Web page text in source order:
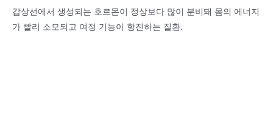
갑상선에서 생성되는 호르몬이 정상보다 많이 분비돼 몸의 에너지
가 빨리 소모되고 여정 기능이 항진하는 질환.